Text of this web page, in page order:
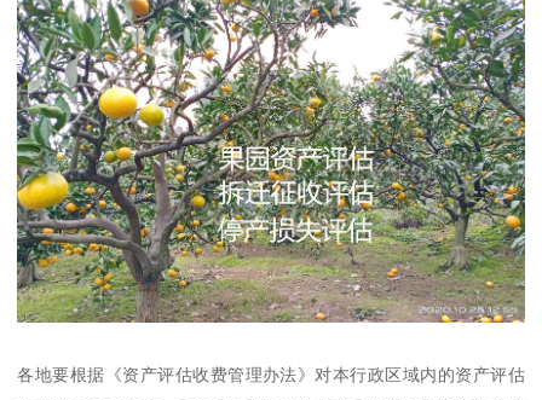
各地要根据《资产评估收费管理办法》对本行政区域内的资产评估